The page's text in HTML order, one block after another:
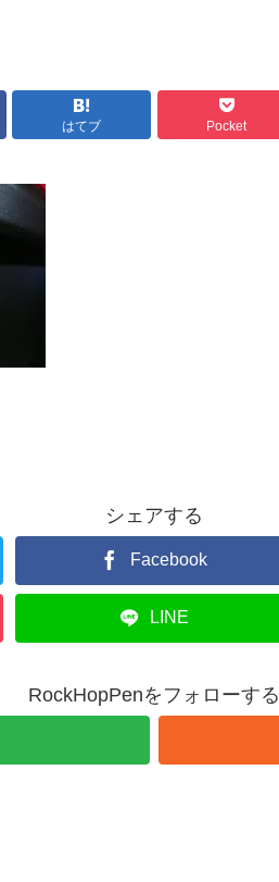
はてブ Pocket
シェアする
Facebook
LINE
RockHopPenをフォローする